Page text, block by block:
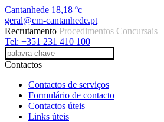
Cantanhede 18,18 ºc
geral@cm-cantanhede.pt
Recrutamento Procedimentos Concursais
Tel: +351 231 410 100
Contactos
Contactos de serviços
Formulário de contacto
Contactos úteis
Links úteis